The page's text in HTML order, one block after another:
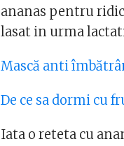
ananas pentru
lasat in urma
Mască anti
De ce sa dormi cu
Iata o reteta cu